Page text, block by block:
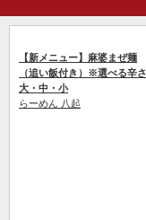
【新メニュー】麻婆まぜ麺
（追い飯付き）※選べる辛さ
大・中・小
らーめん 八起